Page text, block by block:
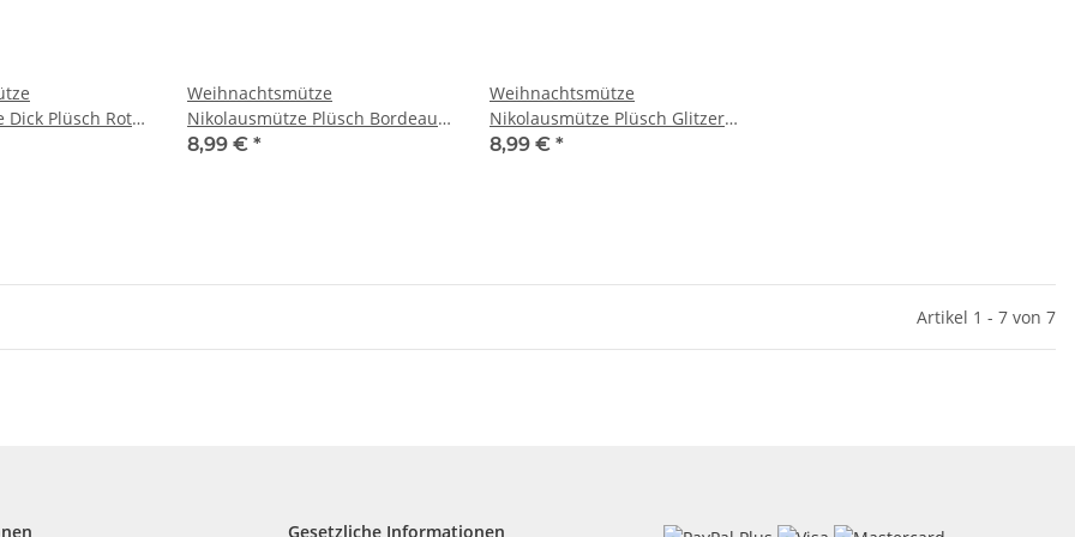
Dick Plüsch Rot
Nikolaus
Weihnachtsmütze
Nikolausmütze Plüsch Bordeaux
Glitzer Mütze Santa Fuchsia
8,99 € *
Weihnachtsmütze
Nikolausmütze Plüsch Glitzer
Mütze Santa Nikolaus Samt Neu
8,99 € *
Artikel 1 - 7 von 7
Gesetzliche Informationen